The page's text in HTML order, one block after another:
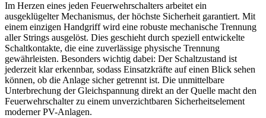
Im Herzen eines jeden Feuerwehrschalters arbeitet ein
ausgeklügelter Mechanismus, der höchste Sicherheit garantiert. Mit
einem einzigen Handgriff wird eine robuste mechanische Trennung
aller Strings ausgelöst. Dies geschieht durch speziell entwickelte
Schaltkontakte, die eine zuverlässige physische Trennung
gewährleisten. Besonders wichtig dabei: Der Schaltzustand ist
jederzeit klar erkennbar, sodass Einsatzkräfte auf einen Blick sehen
können, ob die Anlage sicher getrennt ist. Die unmittelbare
Unterbrechung der Gleichspannung direkt an der Quelle macht den
Feuerwehrschalter zu einem unverzichtbaren Sicherheitselement
moderner PV-Anlagen.